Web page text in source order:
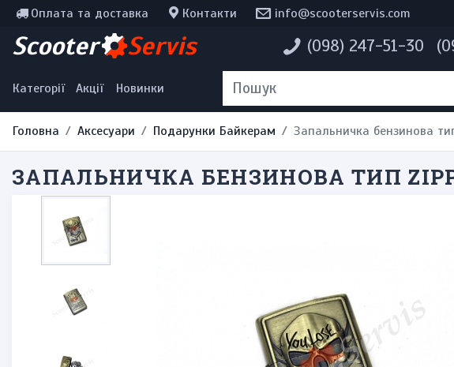
Оплата та доставка Контакти info@scooterservis.com
Scooter Servis (098) 247-51-30
Категорії Акції Новинки
Інструменти, мотохімія
Наклейки
Одяг та екіпірування
Головна Аксесуари Подарунки Байкерам Запальничка бензинова
ЗАПАЛЬНИЧКА БЕНЗИНОВА ТИП